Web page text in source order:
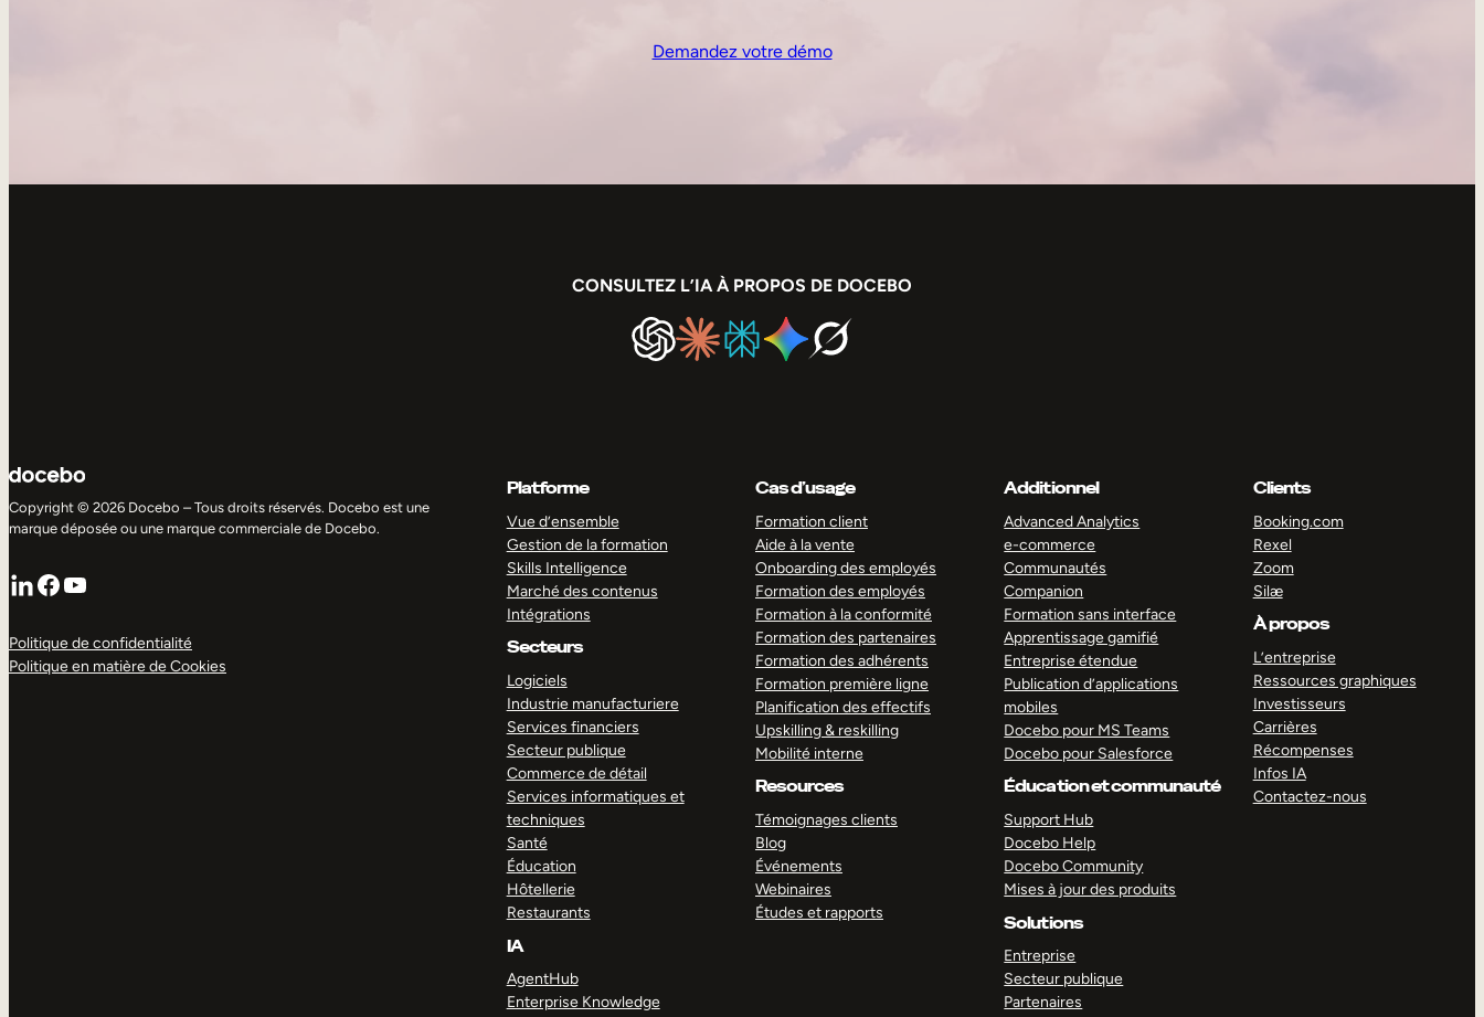
Demandez votre démo
CONSULTEZ L’IA À PROPOS DE DOCEBO
Copyright © 2026 Docebo – Tous droits réservés. Docebo est une
marque déposée ou une marque commerciale de Docebo.
LinkedIn
Facebook
YouTube
Politique de confidentialité
Politique en matière de Cookies
Platforme
Vue d’ensemble
Gestion de la formation
Skills Intelligence
Marché des contenus
Intégrations
Secteurs
Logiciels
Industrie manufacturiere
Services financiers
Secteur publique
Commerce de détail
Services informatiques et
techniques
Santé
Éducation
Hôtellerie
Restaurants
IA
AgentHub
Enterprise Knowledge
Cas d’usage
Formation client
Aide à la vente
Onboarding des employés
Formation des employés
Formation à la conformité
Formation des partenaires
Formation des adhérents
Formation première ligne
Planification des effectifs
Upskilling & reskilling
Mobilité interne
Resources
Témoignages clients
Blog
Événements
Webinaires
Études et rapports
Additionnel
Advanced Analytics
e-commerce
Communautés
Companion
Formation sans interface
Apprentissage gamifié
Entreprise étendue
Publication d’applications
mobiles
Docebo pour MS Teams
Docebo pour Salesforce
Éducation et communauté
Support Hub
Docebo Help
Docebo Community
Mises à jour des produits
Solutions
Entreprise
Secteur publique
Partenaires
Clients
Booking.com
Rexel
Zoom
Silæ
À propos
L’entreprise
Ressources graphiques
Investisseurs
Carrières
Récompenses
Infos IA
Contactez-nous